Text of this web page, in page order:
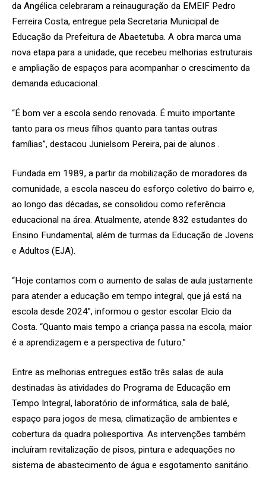
da Angélica celebraram a reinauguração da EMEIF Pedro
Ferreira Costa, entregue pela Secretaria Municipal de
Educação da Prefeitura de Abaetetuba. A obra marca uma
nova etapa para a unidade, que recebeu melhorias estruturais
e ampliação de espaços para acompanhar o crescimento da
demanda educacional.
“É bom ver a escola sendo renovada. É muito importante
tanto para os meus filhos quanto para tantas outras
famílias”, destacou Junielsom Pereira, pai de alunos .
Fundada em 1989, a partir da mobilização de moradores da
comunidade, a escola nasceu do esforço coletivo do bairro e,
ao longo das décadas, se consolidou como referência
educacional na área. Atualmente, atende 832 estudantes do
Ensino Fundamental, além de turmas da Educação de Jovens
e Adultos (EJA).
“Hoje contamos com o aumento de salas de aula justamente
para atender a educação em tempo integral, que já está na
escola desde 2024”, informou o gestor escolar Elcio da
Costa. “Quanto mais tempo a criança passa na escola, maior
é a aprendizagem e a perspectiva de futuro.”
Entre as melhorias entregues estão três salas de aula
destinadas às atividades do Programa de Educação em
Tempo Integral, laboratório de informática, sala de balé,
espaço para jogos de mesa, climatização de ambientes e
cobertura da quadra poliesportiva. As intervenções também
incluíram revitalização de pisos, pintura e adequações no
sistema de abastecimento de água e esgotamento sanitário.